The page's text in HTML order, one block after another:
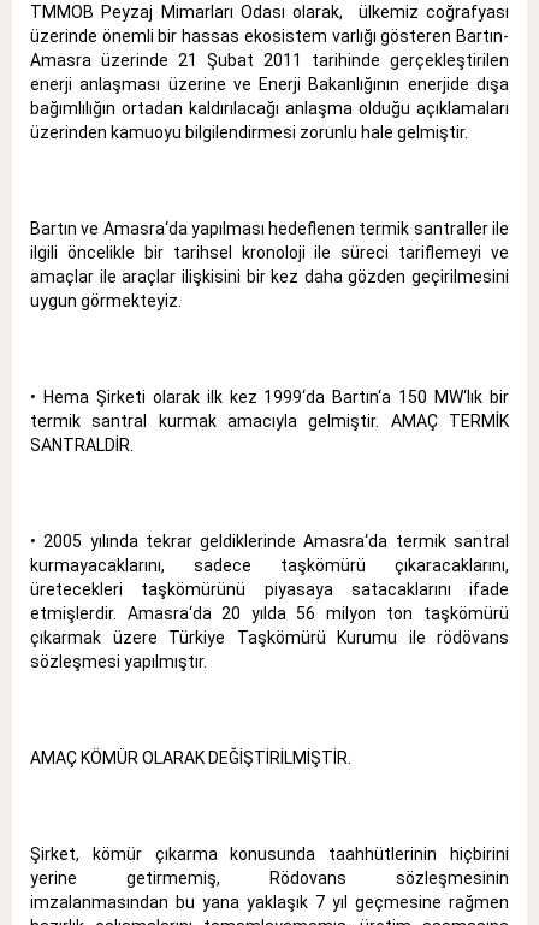
TMMOB Peyzaj Mimarları Odası olarak, ülkemiz coğrafyası
üzerinde önemli bir hassas ekosistem varlığı gösteren Bartın-
Amasra üzerinde 21 Şubat 2011 tarihinde gerçekleştirilen
enerji anlaşması üzerine ve Enerji Bakanlığının enerjide dışa
bağımlılığın ortadan kaldırılacağı anlaşma olduğu açıklamaları
üzerinden kamuoyu bilgilendirmesi zorunlu hale gelmiştir.
Bartın ve Amasra‘da yapılması hedeflenen termik santraller ile
ilgili öncelikle bir tarihsel kronoloji ile süreci tariflemeyi ve
amaçlar ile araçlar ilişkisini bir kez daha gözden geçirilmesini
uygun görmekteyiz.
• Hema Şirketi olarak ilk kez 1999‘da Bartın‘a 150 MW‘lık bir
termik santral kurmak amacıyla gelmiştir. AMAÇ TERMİK
SANTRALDİR.
• 2005 yılında tekrar geldiklerinde Amasra‘da termik santral
kurmayacaklarını, sadece taşkömürü çıkaracaklarını,
üretecekleri taşkömürünü piyasaya satacaklarını ifade
etmişlerdir. Amasra‘da 20 yılda 56 milyon ton taşkömürü
çıkarmak üzere Türkiye Taşkömürü Kurumu ile rödövans
sözleşmesi yapılmıştır.
AMAÇ KÖMÜR OLARAK DEĞİŞTİRİLMİŞTİR.
Şirket, kömür çıkarma konusunda taahhütlerinin hiçbirini
yerine getirmemiş, Rödovans sözleşmesinin
imzalanmasından bu yana yaklaşık 7 yıl geçmesine rağmen